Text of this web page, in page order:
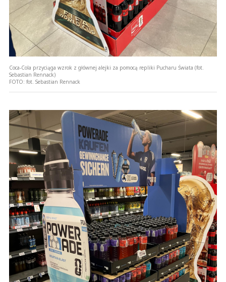
Coca-Cola przyciąga wzrok z głównej alejki za pomocą repliki Pucharu Świata (fot.
Sebastian Rennack)
FOTO: fot. Sebastian Rennack